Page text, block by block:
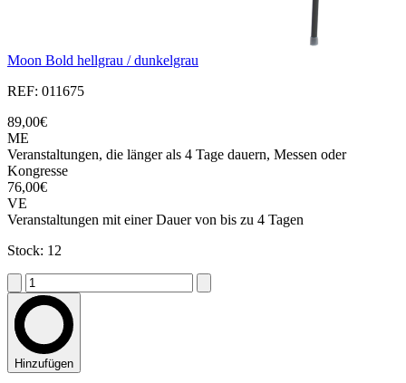
Moon Bold hellgrau / dunkelgrau
REF: 011675
89,00€
ME
Veranstaltungen, die länger als 4 Tage dauern, Messen oder
Kongresse
76,00€
VE
Veranstaltungen mit einer Dauer von bis zu 4 Tagen
Stock: 12
Hinzufügen